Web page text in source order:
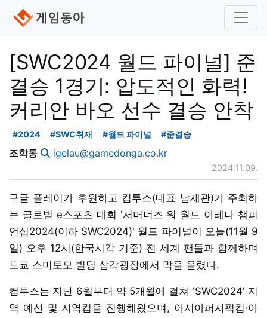
[SWC2024 월드 파이널] 준
결승 1경기: 압도적인 화력!
커리안 바오 선수 결승 안착
#2024 #SWC취재 #월드 파이널 #준결승
조학동 igelau@gamedonga.co.kr
2024.11.09.
구글 플레이가 후원하고 컴투스(대표 남재관)가 주최하
는 글로벌 e스포츠 대회 '서머너즈 워 월드 아레나 챔피
언십2024(이하 SWC2024)' 월드 파이널이 오늘(11월 9
일) 오후 12시(한국시각 기준) 전 세계 팬들과 함께하며
도쿄 스미토모 빌딩 삼각광장에서 막을 올렸다.
컴투스는 지난 6월부터 약 5개월에 걸쳐 'SWC2024' 지
역 예선 및 지역컵을 진행해왔으며, 아시아퍼시픽컵·아